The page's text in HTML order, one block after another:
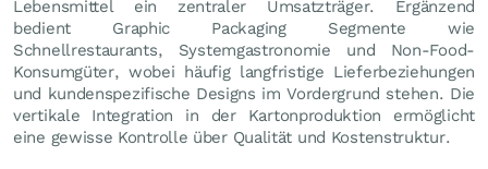
Lebensmittel ein zentraler Umsatzträger. Ergänzend
bedient Graphic Packaging Segmente wie
Schnellrestaurants, Systemgastronomie und Non-Food-
Konsumgüter, wobei häufig langfristige Lieferbeziehungen
und kundenspezifische Designs im Vordergrund stehen. Die
vertikale Integration in der Kartonproduktion ermöglicht
eine gewisse Kontrolle über Qualität und Kostenstruktur.